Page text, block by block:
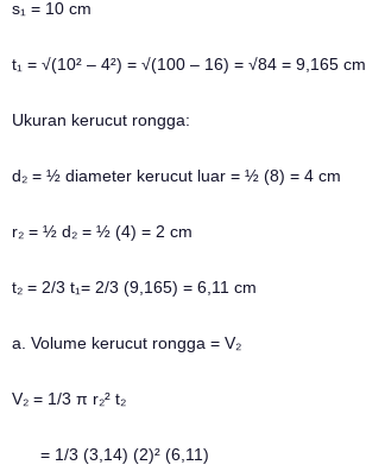
s₁ = 10 cm
t₁ = √(10² – 4²) = √(100 – 16) = √84 = 9,165 cm
Ukuran kerucut rongga:
d₂ = ½ diameter kerucut luar = ½ (8) = 4 cm
r₂ = ½ d₂ = ½ (4) = 2 cm
t₂ = 2/3 t₁= 2/3 (9,165) = 6,11 cm
a. Volume kerucut rongga = V₂
V₂ = 1/3 π r₂² t₂
= 1/3 (3,14) (2)² (6,11)